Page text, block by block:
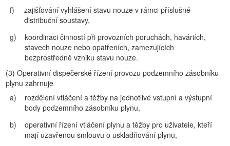
f)
zajišťování vyhlášení stavu nouze v rámci příslušné
distribuční soustavy,
g)
koordinaci činností při provozních poruchách, haváriích,
stavech nouze nebo opatřeních, zamezujících
bezprostředně vzniku stavu nouze.
(3) Operativní dispečerské řízení provozu podzemního zásobníku
plynu zahrnuje
a)
rozdělení vtláčení a těžby na jednotlivé vstupní a výstupní
body podzemního zásobníku plynu,
b)
operativní řízení vtláčení plynu a těžby pro uživatele, kteří
mají uzavřenou smlouvu o uskladňování plynu,